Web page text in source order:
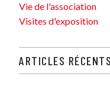
Vie de l'association
Visites d'exposition
ARTICLES RÉCENTS